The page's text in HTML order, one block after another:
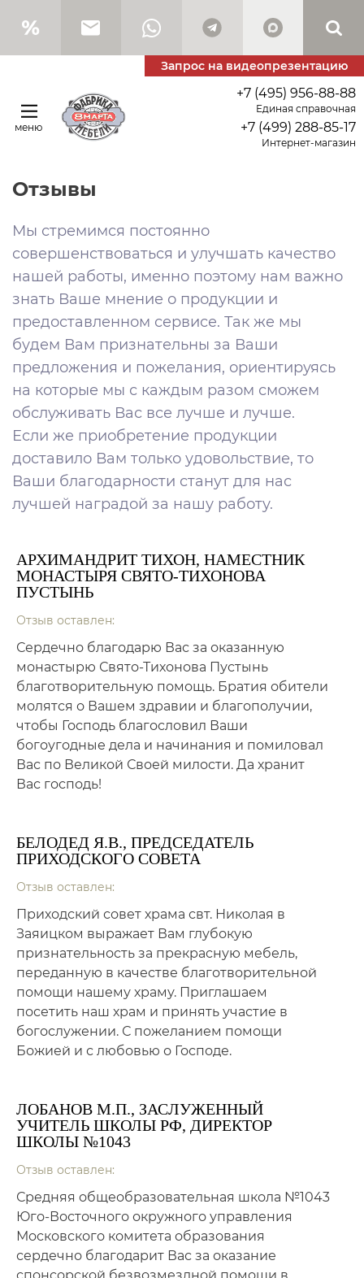
Запрос на видеопрезентацию
меню
+7 (495) 956-88-88
Единая справочная
+7 (499) 288-85-17
Интернет-магазин
Отзывы
Мы стремимся постоянно
совершенствоваться и улучшать качество
нашей работы, именно поэтому нам важно
знать Ваше мнение о продукции и
предоставленном сервисе. Так же мы
будем Вам признательны за Ваши
предложения и пожелания, ориентируясь
на которые мы с каждым разом сможем
обслуживать Вас все лучше и лучше.
Если же приобретение продукции
доставило Вам только удовольствие, то
Ваши благодарности станут для нас
лучшей наградой за нашу работу.
АРХИМАНДРИТ ТИХОН, НАМЕСТНИК
МОНАСТЫРЯ СВЯТО-ТИХОНОВА
ПУСТЫНЬ
Отзыв оставлен:
Сердечно благодарю Вас за оказанную
монастырю Свято-Тихонова Пустынь
благотворительную помощь. Братия обители
молятся о Вашем здравии и благополучии,
чтобы Господь благословил Ваши
богоугодные дела и начинания и помиловал
Вас по Великой Своей милости. Да хранит
Вас господь!
БЕЛОДЕД Я.В., ПРЕДСЕДАТЕЛЬ
ПРИХОДСКОГО СОВЕТА
Отзыв оставлен:
Приходский совет храма свт. Николая в
Заяицком выражает Вам глубокую
признательность за прекрасную мебель,
переданную в качестве благотворительной
помощи нашему храму. Приглашаем
посетить наш храм и принять участие в
богослужении. С пожеланием помощи
Божией и с любовью о Господе.
ЛОБАНОВ М.П., ЗАСЛУЖЕННЫЙ
УЧИТЕЛЬ ШКОЛЫ РФ, ДИРЕКТОР
ШКОЛЫ №1043
Отзыв оставлен:
Средняя общеобразовательная школа №1043
Юго-Восточного окружного управления
Московского комитета образования
сердечно благодарит Вас за оказание